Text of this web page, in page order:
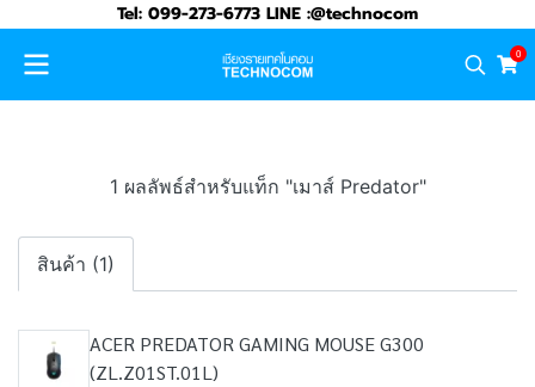
Tel: 099-273-6773 LINE :@technocom
0
1 ผลลัพธ์สำหรับแท็ก "เมาส์ Predator"
สินค้า (1)
ACER PREDATOR GAMING MOUSE G300
(ZL.Z01ST.01L)